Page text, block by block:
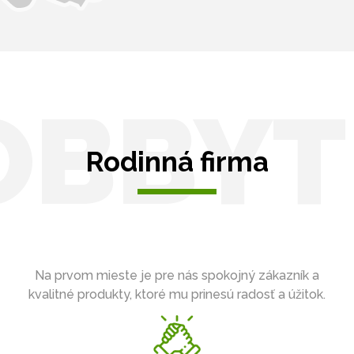
Rodinná firma
Na prvom mieste je pre nás spokojný zákazník a
kvalitné produkty, ktoré mu prinesú radosť a úžitok.